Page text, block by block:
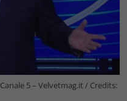
5 – Velvetmag.it / Credits: